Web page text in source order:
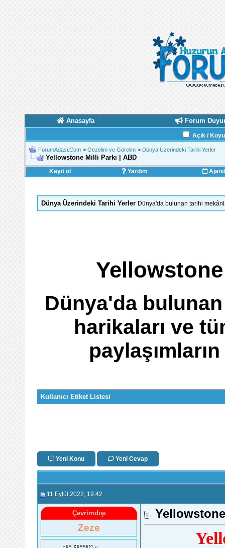
Anasayfa Forum
Açık /
ForumAdasi.Com > Gezelim ve Görelim > Dünya Üzerindeki Tarihi Yerler
Yellowstone Milli Parkı | ABD
Kayıt ol Yardım
Dünya Üzerindeki Tarihi Yerler Dünya'da bulunan tarihi
Dünya'da
harikaları ve
Kullanıcı Etiket Listesi
Yeni Konu Yeni Cevap
11 Eylül 2022 , 19:42
Çevrimdışı
Zeze